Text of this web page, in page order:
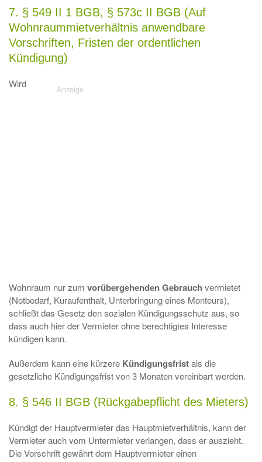
7. § 549 II 1 BGB, § 573c II BGB (Auf
Wohnraummietverhältnis anwendbare
Vorschriften, Fristen der ordentlichen
Kündigung)
Wird
Wohnraum nur zum vorübergehenden Gebrauch vermietet
(Notbedarf, Kuraufenthalt, Unterbringung eines Monteurs),
schließt das Gesetz den sozialen Kündigungsschutz aus, so
dass auch hier der Vermieter ohne berechtigtes Interesse
kündigen kann.
Außerdem kann eine kürzere Kündigungsfristals die
gesetzliche Kündigungsfrist von 3 Monaten vereinbart werden.
8. § 546 II BGB (Rückgabepflicht des Mieters)
Kündigt der Hauptvermieter das Hauptmietverhältnis, kann der
Vermieter auch vom Untermieter verlangen, dass er auszieht.
Die Vorschrift gewährt dem Hauptvermieter einen